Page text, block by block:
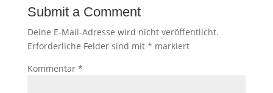
Submit a Comment
Deine E-Mail-Adresse wird nicht veröffentlicht.
Erforderliche Felder sind mit * markiert
Kommentar *